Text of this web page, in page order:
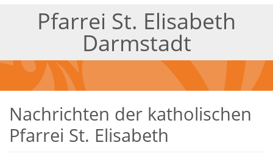
Pfarrei St. Elisabeth
Darmstadt
Nachrichten der katholischen
Pfarrei St. Elisabeth